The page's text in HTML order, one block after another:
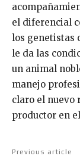
el diferencial
los genetistas
le da las
un animal
manejo
claro el nuevo
productor en
Previous article